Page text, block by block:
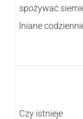
spożywać
lniane
Czy istnieje